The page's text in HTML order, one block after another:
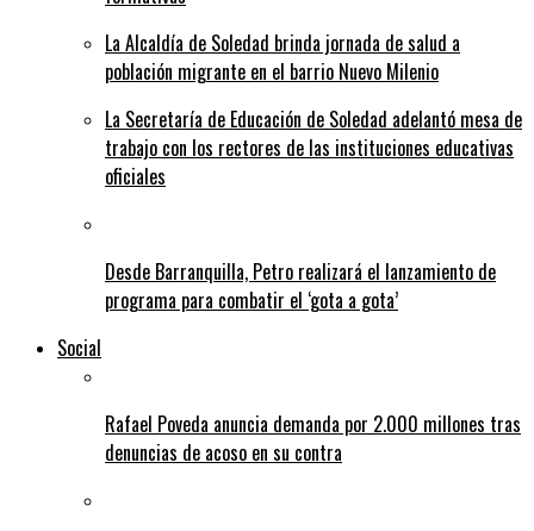
La Alcaldía de Soledad brinda jornada de salud a
población migrante en el barrio Nuevo Milenio
La Secretaría de Educación de Soledad adelantó mesa de
trabajo con los rectores de las instituciones educativas
oficiales
Desde Barranquilla, Petro realizará el lanzamiento de
programa para combatir el ‘gota a gota’
Social
Rafael Poveda anuncia demanda por 2.000 millones tras
denuncias de acoso en su contra